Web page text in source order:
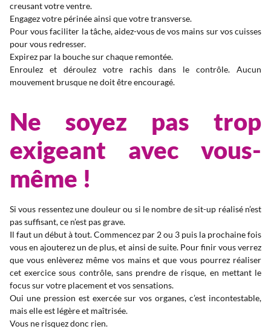
creusant votre ventre.
Engagez votre périnée ainsi que votre transverse.
Pour vous faciliter la tâche, aidez-vous de vos mains sur vos cuisses
pour vous redresser.
Expirez par la bouche sur chaque remontée.
Enroulez et déroulez votre rachis dans le contrôle. Aucun
mouvement brusque ne doit être encouragé.
Ne soyez pas trop
exigeant avec vous-
même !
Si vous ressentez une douleur ou si le nombre de sit-up réalisé n’est
pas suffisant, ce n’est pas grave.
Il faut un début à tout. Commencez par 2 ou 3 puis la prochaine fois
vous en ajouterez un de plus, et ainsi de suite. Pour finir vous verrez
que vous enlèverez même vos mains et que vous pourrez réaliser
cet exercice sous contrôle, sans prendre de risque, en mettant le
focus sur votre placement et vos sensations.
Oui une pression est exercée sur vos organes, c’est incontestable,
mais elle est légère et maîtrisée.
Vous ne risquez donc rien.